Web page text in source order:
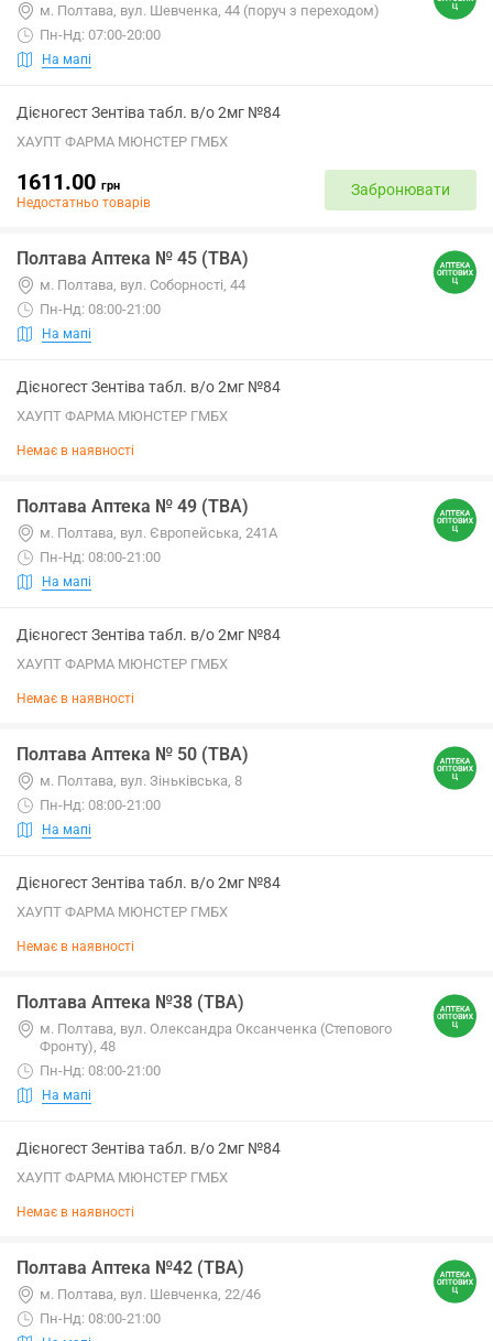
м. Полтава, вул. Шевченка, 44 (поруч з переходом)
Пн-Нд: 07:00-20:00
На мапі
Дієногест Зентіва табл. в/о 2мг №84
ХАУПТ ФАРМА МЮНСТЕР ГМБХ
1611.00 грн
Недостатньо товарів
Забронювати
Полтава Аптека № 45 (ТВА)
м. Полтава, вул. Соборності, 44
Пн-Нд: 08:00-21:00
На мапі
Дієногест Зентіва табл. в/о 2мг №84
ХАУПТ ФАРМА МЮНСТЕР ГМБХ
Немає в наявності
Полтава Аптека № 49 (ТВА)
м. Полтава, вул. Європейська, 241А
Пн-Нд: 08:00-21:00
На мапі
Дієногест Зентіва табл. в/о 2мг №84
ХАУПТ ФАРМА МЮНСТЕР ГМБХ
Немає в наявності
Полтава Аптека № 50 (ТВА)
м. Полтава, вул. Зіньківська, 8
Пн-Нд: 08:00-21:00
На мапі
Дієногест Зентіва табл. в/о 2мг №84
ХАУПТ ФАРМА МЮНСТЕР ГМБХ
Немає в наявності
Полтава Аптека №38 (ТВА)
м. Полтава, вул. Олександра Оксанченка (Степового
Фронту), 48
Пн-Нд: 08:00-21:00
На мапі
Дієногест Зентіва табл. в/о 2мг №84
ХАУПТ ФАРМА МЮНСТЕР ГМБХ
Немає в наявності
Полтава Аптека №42 (ТВА)
м. Полтава, вул. Шевченка, 22/46
Пн-Нд: 08:00-21:00